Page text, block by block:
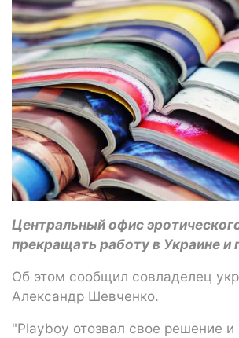
Центральный офис
прекращать работу в Украине и
Об этом сообщил совладелец
Александр Шевченко.
"Playboy отозвал свое решение